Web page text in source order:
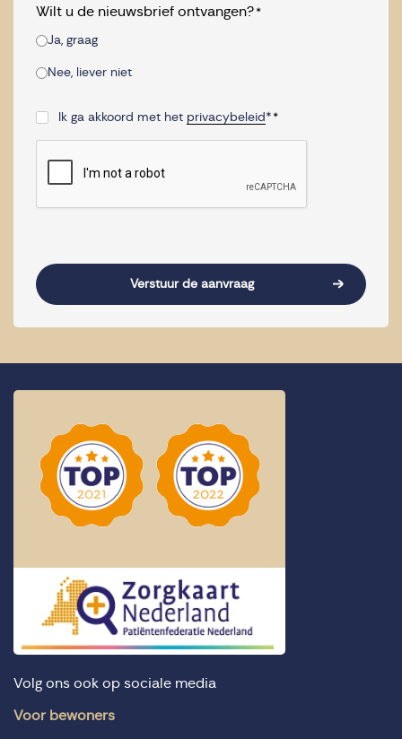
Wilt u de nieuwsbrief ontvangen? *
Ja, graag
Nee, liever niet
Consent*
Ik ga akkoord met het privacybeleid * *
Verstuur de aanvraag
Volg ons ook op sociale media
Voor bewoners